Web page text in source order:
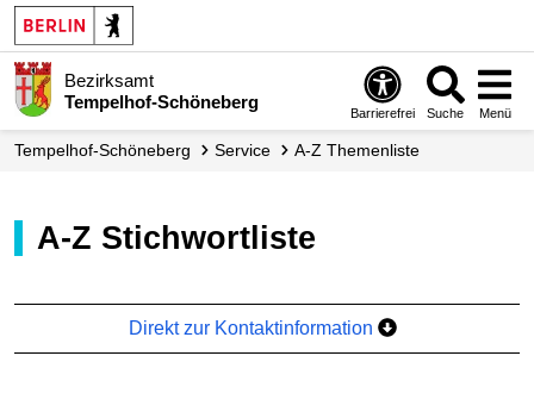
Bezirksamt
Tempelhof-Schöneberg
Barrierefrei Suche Menü
Tempelhof-Schöneberg Service A-Z Themenliste
A-Z Stichwortliste
Direkt zur Kontaktinformation